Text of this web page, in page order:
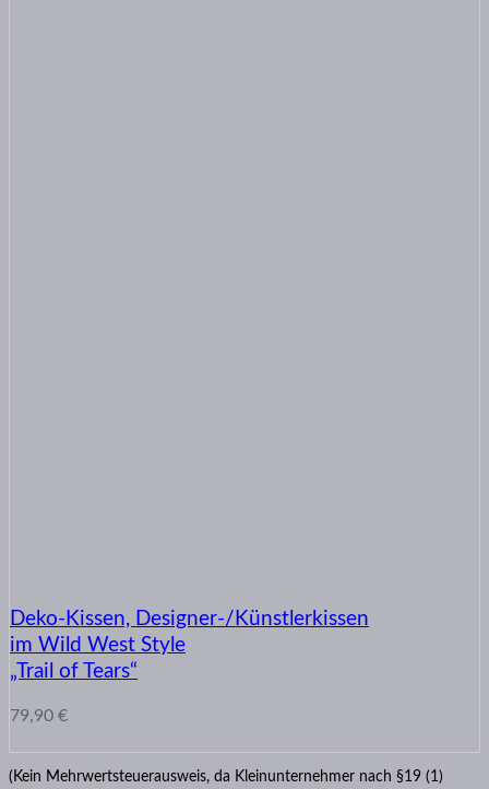
Deko-Kissen, Designer-/Künstlerkissen
im Wild West Style
„Trail of Tears“
79,90 €
(Kein Mehrwertsteuerausweis, da Kleinunternehmer nach §19 (1)